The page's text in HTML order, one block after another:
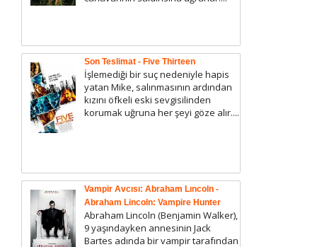
Son Teslimat - Five Thirteen
İşlemediği bir suç nedeniyle hapis
yatan Mike, salınmasının ardından
kızını öfkeli eski sevgisilinden
korumak uğruna her şeyi göze alır....
Vampir Avcısı: Abraham Lıncoln -
Abraham Lincoln: Vampire Hunter
Abraham Lincoln (Benjamin Walker),
9 yaşındayken annesinin Jack
Bartes adında bir vampir tarafından